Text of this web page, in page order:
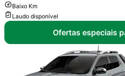
Baixo Km
Laudo disponível
Ofertas especiais